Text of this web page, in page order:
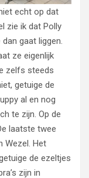
echt op dat
zie ik dat Polly
gaat liggen.
ze eigenlijk
zelfs steeds
getuige de
al en nog
te zijn. Op de
laatste twee
Wezel. Het
de ezeltjes
zijn in